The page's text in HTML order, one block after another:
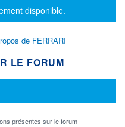
disponible.
de FERRARI
LE FORUM
présentes sur le forum